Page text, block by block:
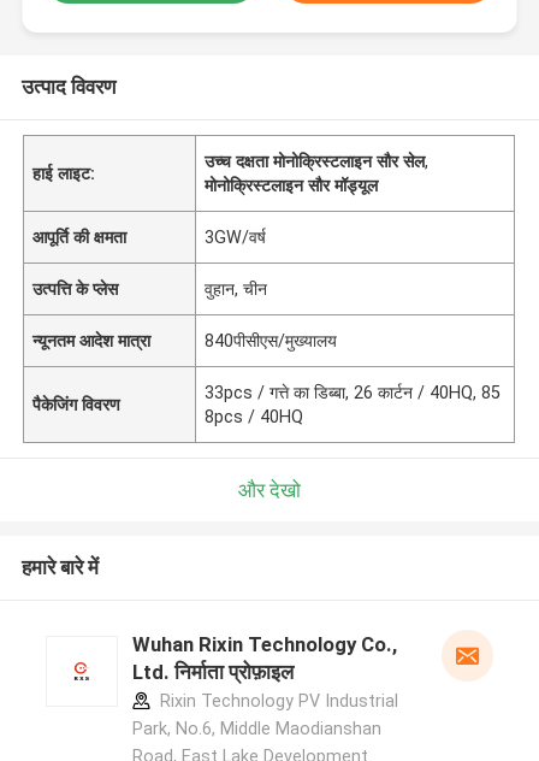
उत्पाद विवरण
हाई लाइट:
उच्च दक्षता मोनोक्रिस्टलाइन सौर सेल,
मोनोक्रिस्टलाइन सौर मॉड्यूल
आपूर्ति की क्षमता 3GW/वर्ष
उत्पत्ति के प्लेस वुहान, चीन
न्यूनतम आदेश मात्रा 840पीसीएस/मुख्यालय
पैकेजिंग विवरण
33pcs / गत्ते का डिब्बा, 26 कार्टन / 40HQ, 85
8pcs / 40HQ
और देखो
हमारे बारे में
Wuhan Rixin Technology Co.,
Ltd. निर्माता प्रोफ़ाइल
Rixin Technology PV Industrial
Park, No.6, Middle Maodianshan
Road, East Lake Development